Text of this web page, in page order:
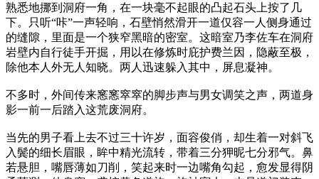
熟悉地挪到洞府一角，在一块毫不起眼的凸起石头上按了几
下。只听“咔”一声轻响，石壁悄然滑开一道仅容一人侧身通过
的缝隙，里面是一个狭窄黑暗的密室。这暗室乃李佐车在洞府
岩壁内自行徒手开掘，用以在修炼时庇护费兰因，隐蔽至极，
除他本人外无人知晓。两人迅速躲入其中，屏息凝神。
不多时，外间传来窸窸窣窣的脚步声与男女调笑之声，两道身
影一前一后踏入这荒废洞府。
当先的男子看上去不过三十许岁，面容俊俏，却生着一对斜飞
入鬓的细长眉眼，眸中精光流转，带着三分狎昵七分邪气。鼻
若悬胆，嘴唇薄如刀削，笑起来时一边嘴角勾起，愈发显得阴